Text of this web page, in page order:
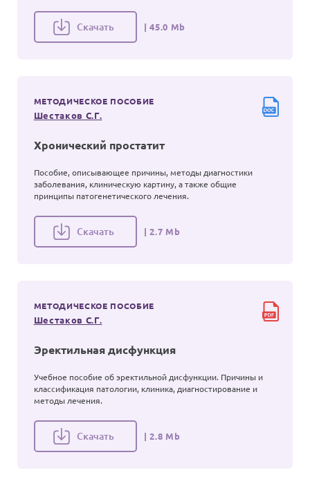
Скачать | 45.0 Mb
МЕТОДИЧЕСКОЕ ПОСОБИЕ
Шестаков С.Г.
Хронический простатит
Пособие, описывающее причины, методы диагностики
заболевания, клиническую картину, а также общие
принципы патогенетического лечения.
Скачать | 2.7 Mb
МЕТОДИЧЕСКОЕ ПОСОБИЕ
Шестаков С.Г.
Эректильная дисфункция
Учебное пособие об эректильной дисфункции. Причины и
классификация патологии, клиника, диагностирование и
методы лечения.
Скачать | 2.8 Mb